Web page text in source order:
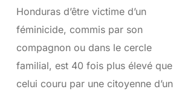
Honduras d’être victime d’un
féminicide, commis par son
compagnon ou dans le cercle
familial, est 40 fois plus élevé que
celui couru par une citoyenne d’un